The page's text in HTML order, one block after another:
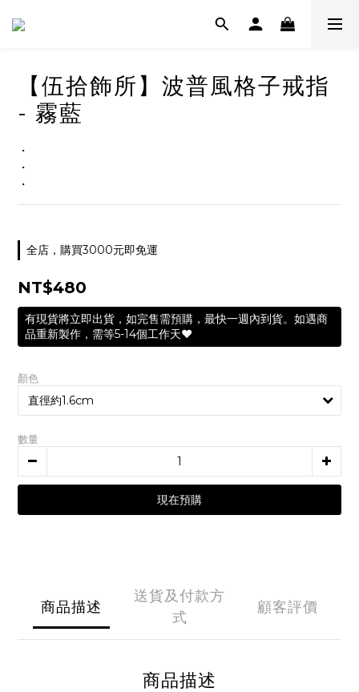
【伍拾飾所】波普風格子戒指
- 霧藍
・
・
・
全店，購買3000元即免運
NT$480
有現貨將立即出貨，如完售需預購，最快一週內到貨。如遇商
品重新製作，需等5-14個工作天❤️
顏色
數量
現在預購
商品描述
送貨及付款方
式
顧客評價
商品描述